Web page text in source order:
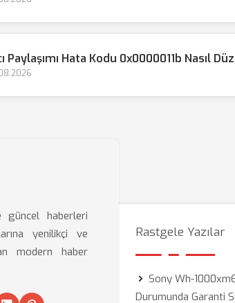
Paylaşımı Hata Kodu 0x0000011b Nasıl
güncel haberleri
yenilikçi ve
modern haber
Rastgele Yazılar
Sony Wh-
Durumunda Garanti